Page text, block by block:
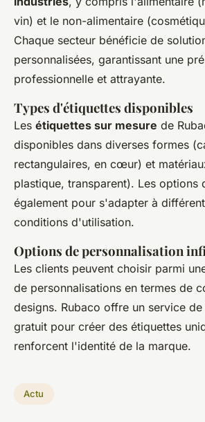
vin) et le non-alimentaire
Chaque secteur bénéficie de
personnalisées, garantissant une
professionnelle et attrayante.
Types d'étiquettes disponibles
Les étiquettes sur mesure de
disponibles dans diverses formes
rectangulaires, en cœur) et
plastique, transparent). Les options
également pour s'adapter à
conditions d'utilisation.
Options de personnalisation
Les clients peuvent choisir parmi
de personnalisations en termes de
designs. Rubaco offre un service
gratuit pour créer des étiquettes
renforcent l'identité de la marque.
Actu